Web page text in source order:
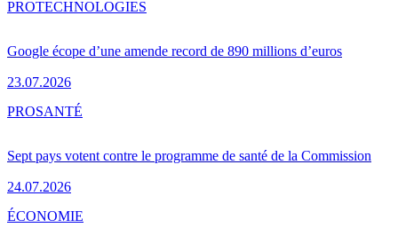
Google écope d’une amende record de 890 millions d’euros
23.07.2026
PROTECHNOLOGIES
Sept pays votent contre le programme de santé de la Commission
24.07.2026
PROSANTÉ
ÉCONOMIE